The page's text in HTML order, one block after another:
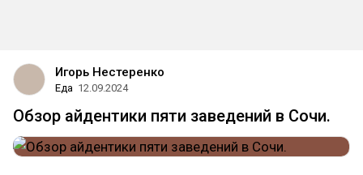
Игорь Нестеренко
Еда 12.09.2024
Обзор айдентики пяти заведений в Сочи.